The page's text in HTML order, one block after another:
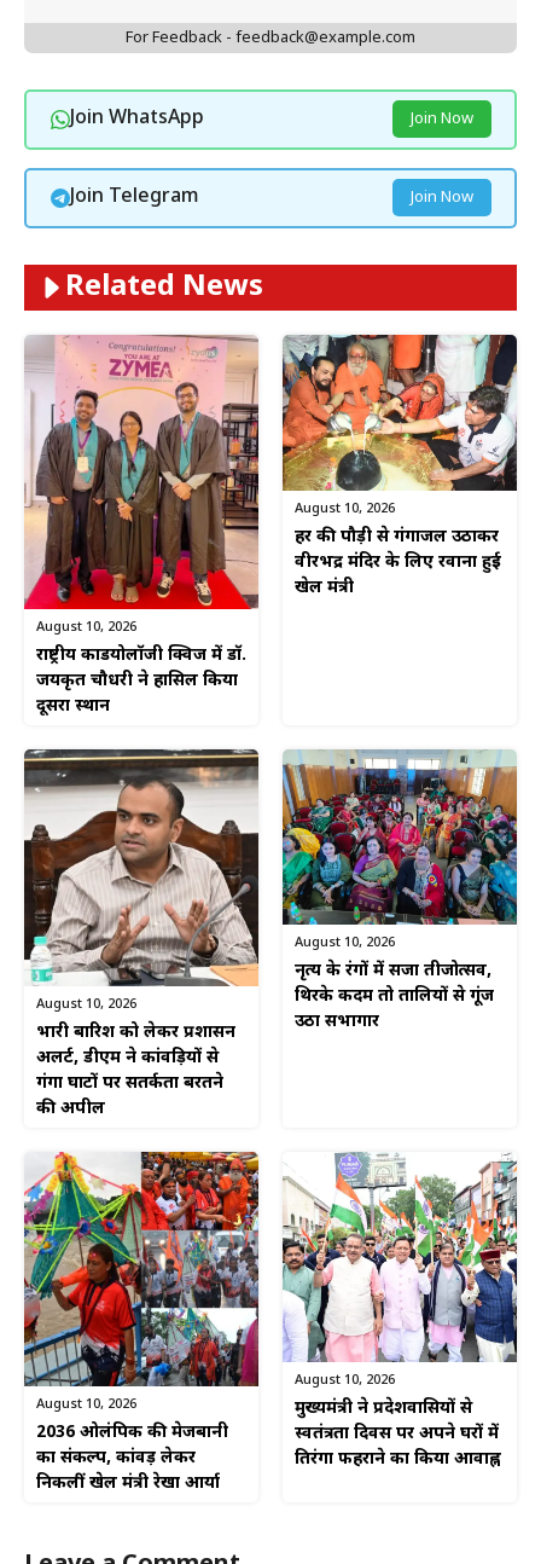
For Feedback - feedback@example.com
Join WhatsApp Join Now
Join Telegram Join Now
Related News
August 10, 2026
राष्ट्रीय कार्डियोलॉजी क्विज में डॉ.
जयकृत चौधरी ने हासिल किया
दूसरा स्थान
August 10, 2026
हर की पौड़ी से गंगाजल उठाकर
वीरभद्र मंदिर के लिए रवाना हुई
खेल मंत्री
August 10, 2026
भारी बारिश को लेकर प्रशासन
अलर्ट, डीएम ने कांवड़ियों से
गंगा घाटों पर सतर्कता बरतने
की अपील
August 10, 2026
नृत्य के रंगों में सजा तीजोत्सव,
थिरके कदम तो तालियों से गूंज
उठा सभागार
August 10, 2026
2036 ओलंपिक की मेजबानी
का संकल्प, कांवड़ लेकर
निकलीं खेल मंत्री रेखा आर्या
August 10, 2026
मुख्यमंत्री ने प्रदेशवासियों से
स्वतंत्रता दिवस पर अपने घरों में
तिरंगा फहराने का किया आवाह्न